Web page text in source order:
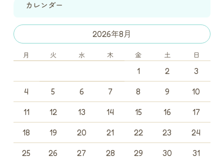
カレンダー
2026年8月
月 火 水 木 金 土 日
1 2 3
4 5 6 7 8 9 10
11 12 13 14 15 16 17
18 19 20 21 22 23 24
25 26 27 28 29 30 31